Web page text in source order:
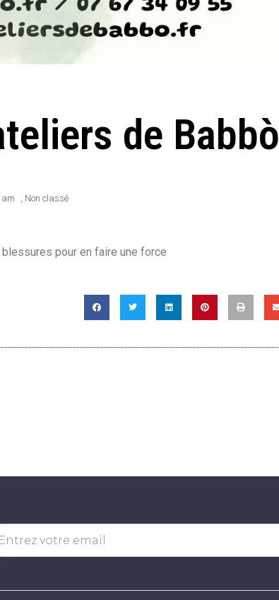
de Babbò
am Non classé
pour en faire une force